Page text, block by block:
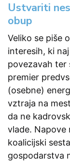
Ustvariti
obup
Veliko se piše
interesih, ki
povezavah ter
premier
(osebne)
vztraja na
da ne
vlade. Napove
koalicijski
gospodarstva